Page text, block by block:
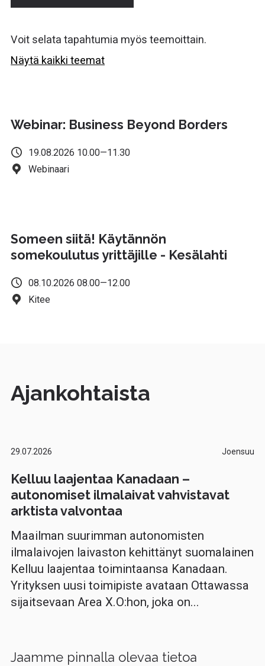
Voit selata tapahtumia myös teemoittain.
Näytä kaikki teemat
Webinar: Business Beyond Borders
19.08.2026 10.00—11.30
Webinaari
Someen siitä! Käytännön
somekoulutus yrittäjille - Kesälahti
08.10.2026 08.00—12.00
Kitee
Ajankohtaista
29.07.2026 Joensuu
Kelluu laajentaa Kanadaan –
autonomiset ilmalaivat vahvistavat
arktista valvontaa
Maailman suurimman autonomisten
ilmalaivojen laivaston kehittänyt suomalainen
Kelluu laajentaa toimintaansa Kanadaan.
Yrityksen uusi toimipiste avataan Ottawassa
sijaitsevaan Area X.O:hon, joka on...
Jaamme pinnalla olevaa tietoa